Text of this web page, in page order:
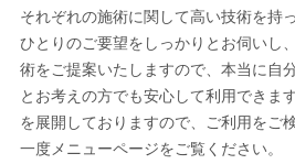
それぞれの施術に関して高い技術を持
ひとりのご要望をしっかりとお伺いし
術をご提案いたしますので、本当に自
とお考えの方でも安心して利用できま
を展開しておりますので、ご利用をご
一度メニューページをご覧ください。